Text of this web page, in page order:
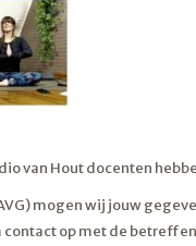
van Hout docenten
mogen wij jouw
contact op met de